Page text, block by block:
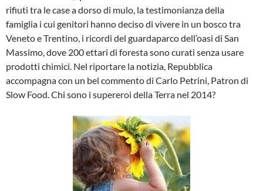
rifiuti tra le case a dorso di mulo, la testimonianza della
famiglia i cui genitori hanno deciso di vivere in un bosco tra
Veneto e Trentino, i ricordi del guardaparco dell’oasi di San
Massimo, dove 200 ettari di foresta sono curati senza usare
prodotti chimici. Nel riportare la notizia, Repubblica
accompagna con un bel commento di Carlo Petrini, Patron di
Slow Food. Chi sono i supereroi della Terra nel 2014?